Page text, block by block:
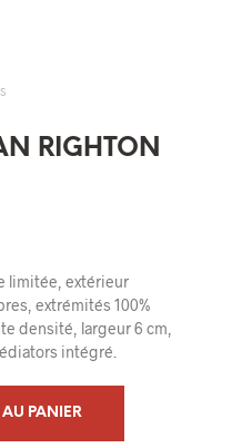
RIGHTON
limitée, extérieur
extrémités 100%
densité, largeur 6 cm,
intégré.
AU PANIER